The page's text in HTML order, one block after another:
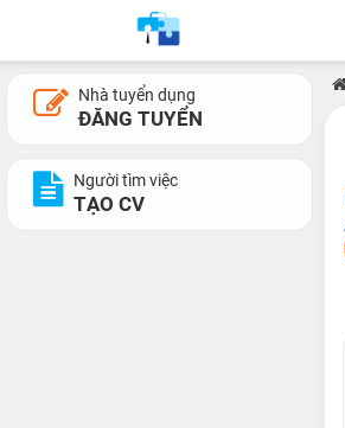
Nhà tuyển dụng
ĐĂNG TUYỂN
Người tìm việc
TẠO CV